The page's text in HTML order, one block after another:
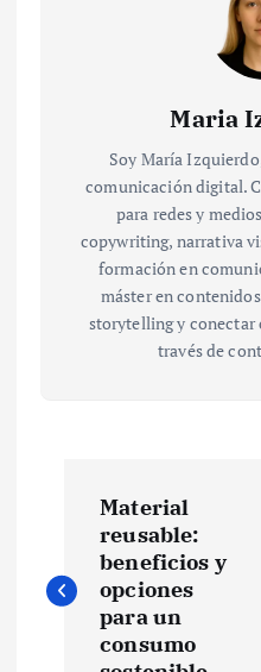
Maria
Soy María
comunicación digital.
para redes y
copywriting, narrativa
formación en
máster en
storytelling y conectar
través de
v
Material
reusable:
beneficios y
opciones
para un
consumo